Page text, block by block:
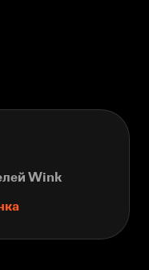
Wink